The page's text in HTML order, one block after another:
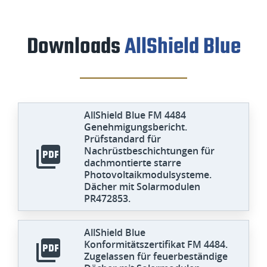
DownloadsAllShield Blue
AllShield Blue FM 4484
Genehmigungsbericht.
Prüfstandard für
Nachrüstbeschichtungen für
dachmontierte starre
Photovoltaikmodulsysteme.
Dächer mit Solarmodulen
PR472853.
AllShield Blue
Konformitätszertifikat FM 4484.
Zugelassen für feuerbeständige